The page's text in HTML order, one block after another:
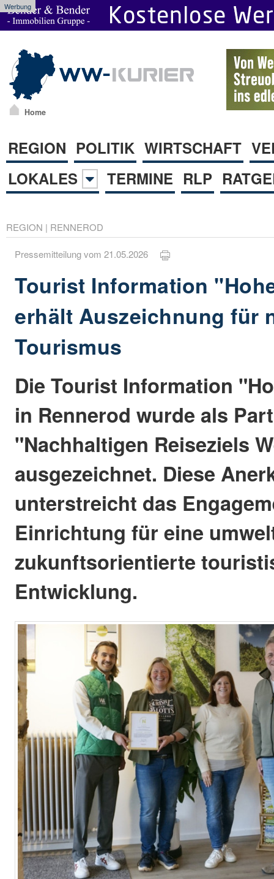
Werbung
Home
REGION POLITIK WIRTSCHAFT
LOKALES
TERMINE RLP
REGION | RENNEROD
Pressemitteilung vom 21.05.2026
Tourist Information
erhält Auszeichnung für
Tourismus
Die Tourist Information
in Rennerod wurde als
"Nachhaltigen Reiseziels
ausgezeichnet. Diese
unterstreicht das
Einrichtung für eine
zukunftsorientierte
Entwicklung.